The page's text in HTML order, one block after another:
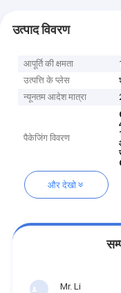
उत्पाद विवरण
आपूर्ति की क्षमता
उत्पत्ति के प्लेस
न्यूनतम आदेश मात्रा
पैकेजिंग विवरण
और देखो
Mr. Li